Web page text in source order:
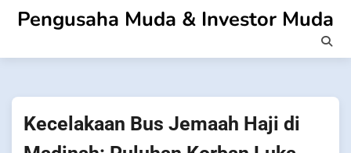
SkipPengusaha Muda & Investor Muda
Kecelakaan Bus Jemaah Haji di